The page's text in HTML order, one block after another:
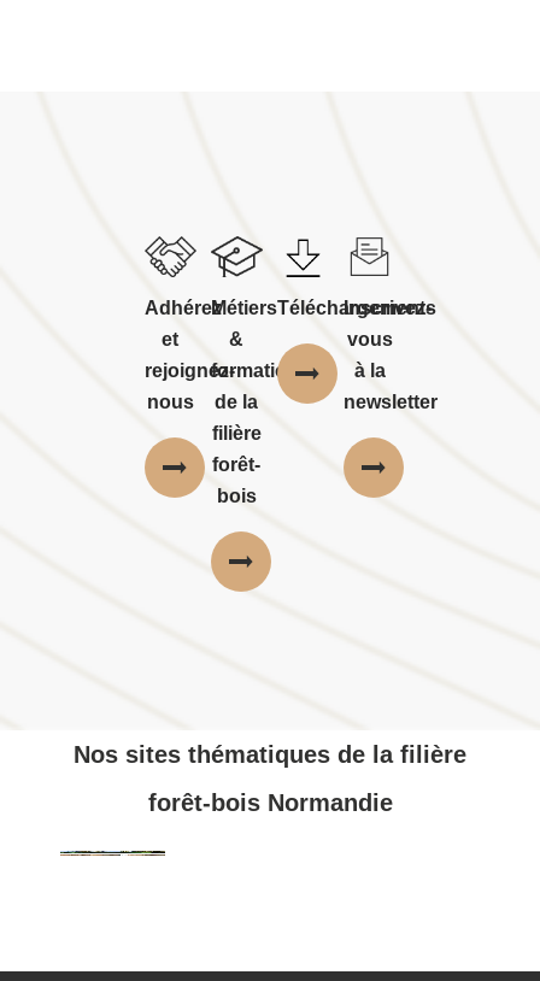
Adhérez
et
rejoignez-
nous
Métiers
&
formations
de la
filière
forêt-
bois
Téléchargements
Inscrivez-
vous
à la
newsletter
Nos sites thématiques de la filière
forêt-bois Normandie